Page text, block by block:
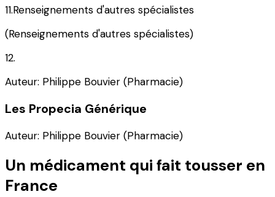
11.Renseignements d'autres spécialistes
(Renseignements d'autres spécialistes)
12.
Auteur: Philippe Bouvier (Pharmacie)
Les Propecia Générique
Auteur: Philippe Bouvier (Pharmacie)
Un médicament qui fait tousser en
France